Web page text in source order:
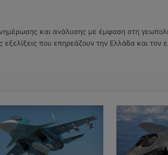
και ανάλυσης με έμφαση στη
εξελίξεις που επηρεάζουν την Ελλάδα και τον